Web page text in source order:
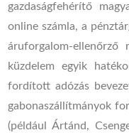
gazdaságfehérítő
online számla, a
áruforgalom-ellenőrző
küzdelem egyik
fordított adózás
gabonaszállítmányok
(például Ártánd,